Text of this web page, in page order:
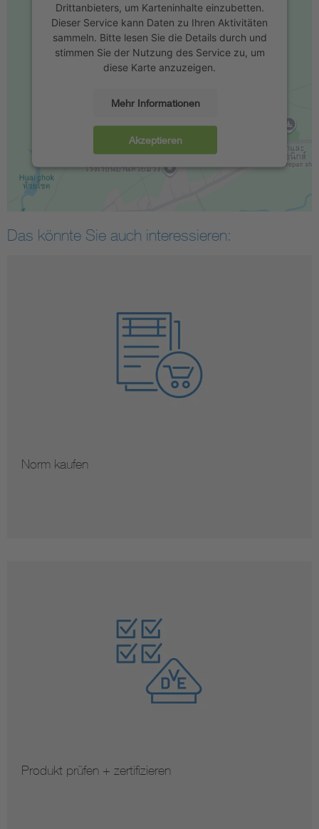
Drittanbieters, um Karteninhalte einzubetten.
Dieser Service kann Daten zu Ihren Aktivitäten
sammeln. Bitte lesen Sie die Details durch und
stimmen Sie der Nutzung des Service zu, um
diese Karte anzuzeigen.
Mehr Informationen
Akzeptieren
Das könnte Sie auch interessieren:
Norm kaufen
Produkt prüfen + zertifizieren